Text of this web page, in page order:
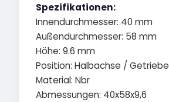
Spezifikationen:
Innendurchmesser: 40 mm
Außendurchmesser: 58 mm
Höhe: 9.6 mm
Position: Halbachse / Getriebe
Material: Nbr
Abmessungen: 40x58x9,6